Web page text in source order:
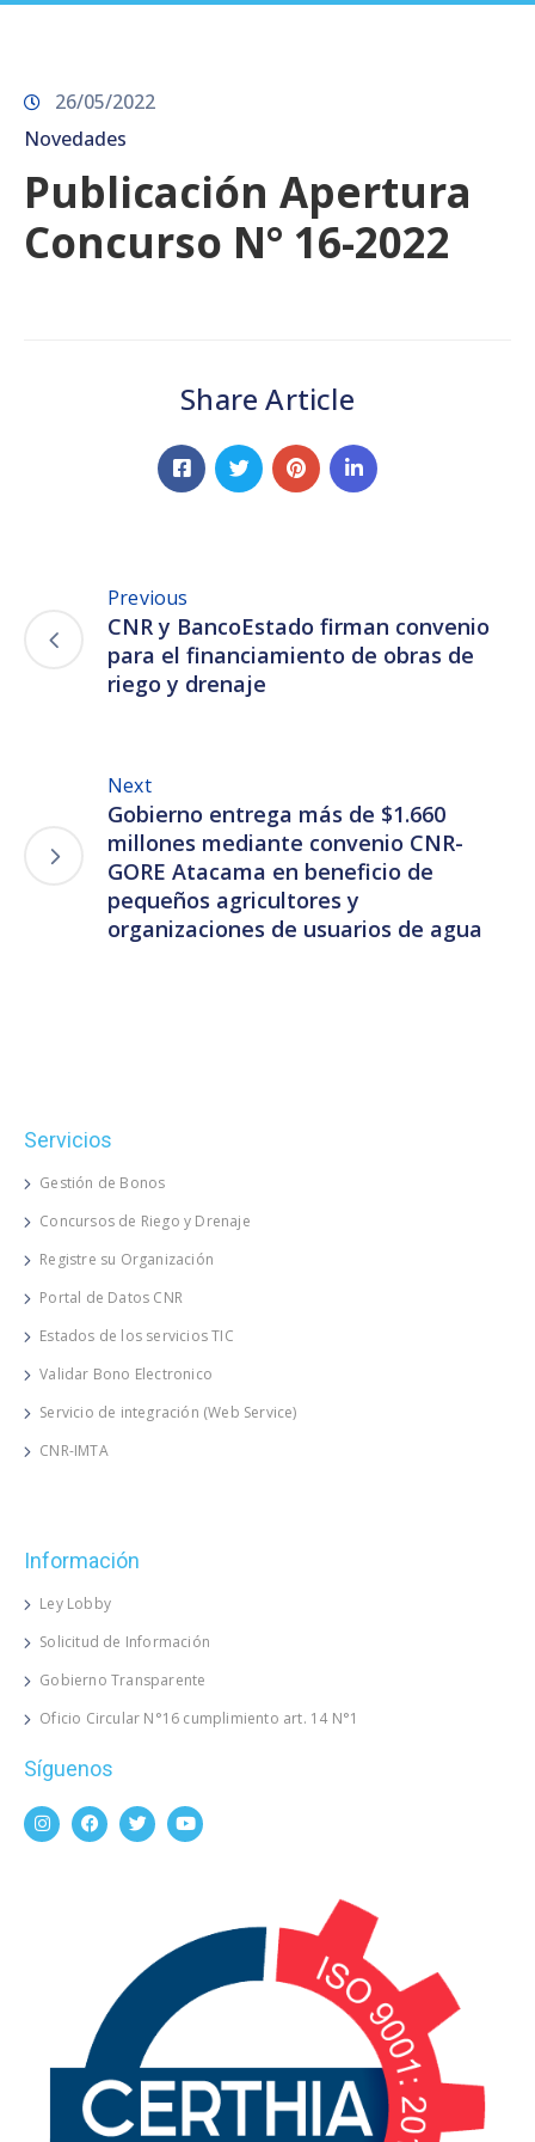
26/05/2022
Novedades
Publicación Apertura
Concurso N° 16-2022
Share Article
Previous
CNR y BancoEstado firman convenio
para el financiamiento de obras de
riego y drenaje
Next
Gobierno entrega más de $1.660
millones mediante convenio CNR-
GORE Atacama en beneficio de
pequeños agricultores y
organizaciones de usuarios de agua
Servicios
Gestión de Bonos
Concursos de Riego y Drenaje
Registre su Organización
Portal de Datos CNR
Estados de los servicios TIC
Validar Bono Electronico
Servicio de integración (Web Service)
CNR-IMTA
Información
Ley Lobby
Solicitud de Información
Gobierno Transparente
Oficio Circular N°16 cumplimiento art. 14 N°1
Síguenos